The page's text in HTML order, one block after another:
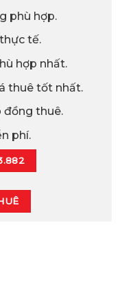
phù hợp.
tế.
hợp nhất.
thuê tốt nhất.
đồng thuê.
phí.